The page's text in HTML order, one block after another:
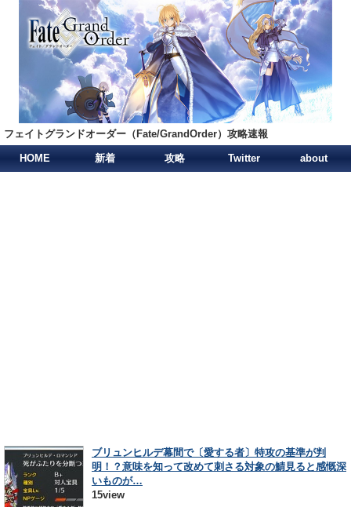
フェイトグランドオーダー（Fate/GrandOrder）攻略速報
HOME 新着 攻略 Twitter about
ブリュンヒルデ幕間で〔愛する者〕特攻の基準が判
明！？意味を知って改めて刺さる対象の鯖見ると感慨深
いものが…
15view